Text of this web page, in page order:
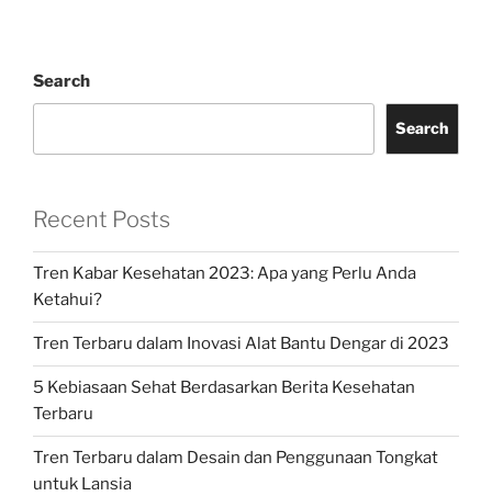
Search
Search
Recent Posts
Tren Kabar Kesehatan 2023: Apa yang Perlu Anda
Ketahui?
Tren Terbaru dalam Inovasi Alat Bantu Dengar di 2023
5 Kebiasaan Sehat Berdasarkan Berita Kesehatan
Terbaru
Tren Terbaru dalam Desain dan Penggunaan Tongkat
untuk Lansia